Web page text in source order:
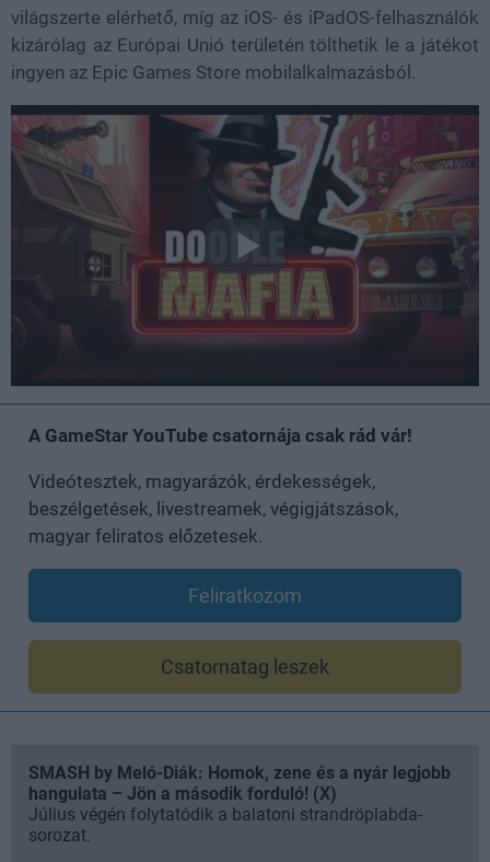
világszerte elérhető, míg az iOS- és iPadOS-felhasználók
kizárólag az Európai Unió területén tölthetik le a játékot
ingyen az Epic Games Store mobilalkalmazásból.
A GameStar YouTube csatornája csak rád vár!
Videótesztek, magyarázók, érdekességek,
beszélgetések, livestreamek, végigjátszások,
magyar feliratos előzetesek.
Feliratkozom
Csatornatag leszek
SMASH by Meló-Diák: Homok, zene és a nyár legjobb
hangulata – Jön a második forduló! (X)
Július végén folytatódik a balatoni strandröplabda-
sorozat.